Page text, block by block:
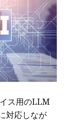
ス用のLLM
対応しなが